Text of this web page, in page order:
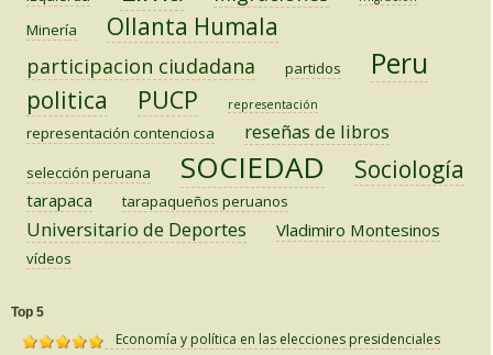
Minería Ollanta Humala
participacion ciudadana partidos Peru
politica PUCP representación
representación contenciosa reseñas de libros
selección peruana SOCIEDAD Sociología
tarapaca tarapaqueños peruanos
Universitario de Deportes Vladimiro Montesinos
vídeos
Top 5
Economía y política en las elecciones presidenciales